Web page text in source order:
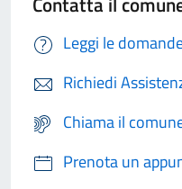
Leggi le
Richiedi
Chiama il
Prenota un